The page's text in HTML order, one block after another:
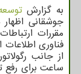
به گزارش
جوشقانی
مقررات
فناوری اطلاعات
ساعت برای رفع